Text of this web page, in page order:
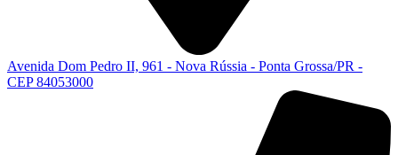
Avenida Dom Pedro II, 961 - Nova Rússia - Ponta Grossa/PR -
CEP 84053000